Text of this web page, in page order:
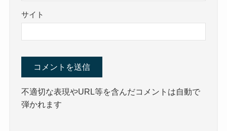
サイト
不適切な表現やURL等を含んだコメントは自動で
弾かれます